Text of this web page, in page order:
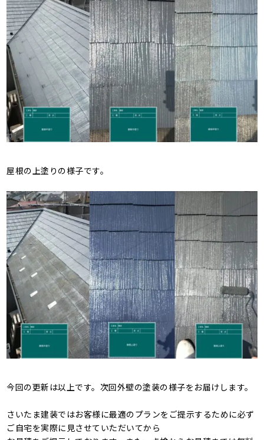
屋根の上塗りの様子です。
今回の更新は以上です。次回外壁の塗装の様子をお届けします。
さいたま建装ではお客様に最適のプランをご提示するために必ず
ご自宅を実際に見させていただいてから